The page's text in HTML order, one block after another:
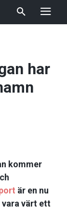
har
kommer
är en nu
vara värt ett